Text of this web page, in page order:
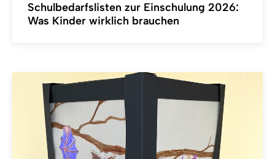
Schulbedarfslisten zur Einschulung 2026:
Was Kinder wirklich brauchen